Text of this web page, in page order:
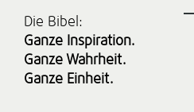
Die Bibel:
Ganze Inspiration.
Ganze Wahrheit.
Ganze Einheit.